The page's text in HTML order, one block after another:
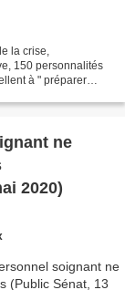
la crise,
150 personnalités
à " préparer
2020)